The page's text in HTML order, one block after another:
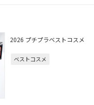
2026 プチプラベストコスメ
ベストコスメ